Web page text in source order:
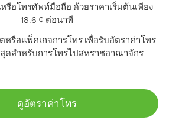
รือโทรศัพท์มือถือ ด้วยราคาเริ่มต้นเพียง
18.6 ¢ ต่อนาที
หรือแพ็คเกจการโทร เพื่อรับอัตราค่าโทร
ดสำหรับการโทรไปสหราชอาณาจักร
ดูอัตราค่าโทร